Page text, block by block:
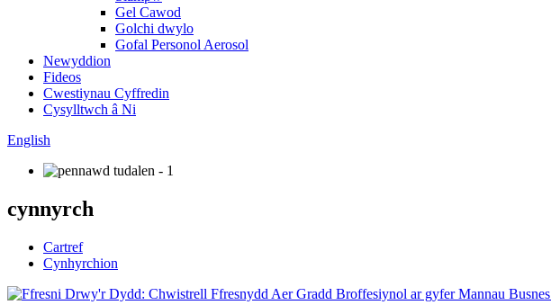
Gel Cawod
Golchi dwylo
Gofal Personol Aerosol
Newyddion
Fideos
Cwestiynau Cyffredin
Cysylltwch â Ni
English
cynnyrch
Cartref
Cynhyrchion